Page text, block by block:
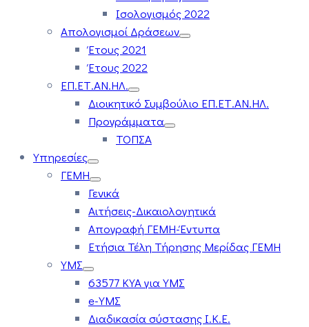
Ισολογισμός 2022
Απολογισμοί Δράσεων
Έτους 2021
Έτους 2022
ΕΠ.ΕΤ.ΑΝ.ΗΛ.
Διοικητικό Συμβούλιο ΕΠ.ΕΤ.ΑΝ.ΗΛ.
Προγράμματα
ΤΟΠΣΑ
Υπηρεσίες
ΓΕΜΗ
Γενικά
Αιτήσεις-Δικαιολογητικά
Απογραφή ΓΕΜΗ-Έντυπα
Ετήσια Τέλη Τήρησης Μερίδας ΓΕΜΗ
ΥΜΣ
63577 ΚΥΑ για ΥΜΣ
e-ΥΜΣ
Διαδικασία σύστασης Ι.Κ.Ε.